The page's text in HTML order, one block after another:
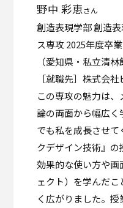
野中 彩恵さん
創造表現学部 創造
ス専攻 2025年度卒業
（愛知県・私立清林
［就職先］株式会
この専攻の魅力は
論の両面から幅広
でも私を成長させ
クデザイン技術』
効果的な使い方や画
ェクト）を学んだ
く広がりました。